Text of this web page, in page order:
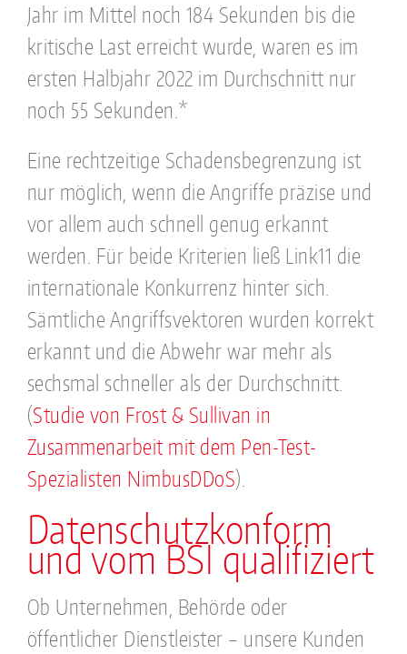
Jahr im Mittel noch 184 Sekunden bis die
kritische Last erreicht wurde, waren es im
ersten Halbjahr 2022 im Durchschnitt nur
noch 55 Sekunden.*
Eine rechtzeitige Schadensbegrenzung ist
nur möglich, wenn die Angriffe präzise und
vor allem auch schnell genug erkannt
werden. Für beide Kriterien ließ Link11 die
internationale Konkurrenz hinter sich.
Sämtliche Angriffsvektoren wurden korrekt
erkannt und die Abwehr war mehr als
sechsmal schneller als der Durchschnitt.
(Studie von Frost & Sullivan in
Zusammenarbeit mit dem Pen-Test-
Spezialisten NimbusDDoS).
Datenschutzkonform
und vom BSI qualifiziert
Ob Unternehmen, Behörde oder
öffentlicher Dienstleister – unsere Kunden